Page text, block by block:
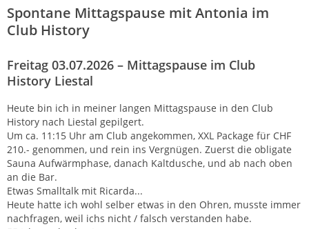
Spontane Mittagspause mit Antonia im
Club History
Freitag 03.07.2026 – Mittagspause im Club
History Liestal
Heute bin ich in meiner langen Mittagspause in den Club
History nach Liestal gepilgert.
Um ca. 11:15 Uhr am Club angekommen, XXL Package für CHF
210.- genommen, und rein ins Vergnügen. Zuerst die obligate
Sauna Aufwärmphase, danach Kaltdusche, und ab nach oben
an die Bar.
Etwas Smalltalk mit Ricarda...
Heute hatte ich wohl selber etwas in den Ohren, musste immer
nachfragen, weil ichs nicht / falsch verstanden habe.